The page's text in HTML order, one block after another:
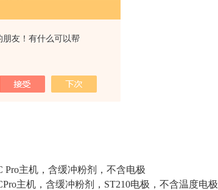
朋友！有什么可以帮
0.75kg
Pro主机，含缓冲粉剂，不含电极
主机，含缓冲粉剂，ST210电极，不含温度电极